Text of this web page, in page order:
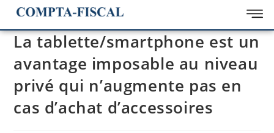
La tablette/smartphone est un
avantage imposable au niveau
privé qui n’augmente pas en
cas d’achat d’accessoires